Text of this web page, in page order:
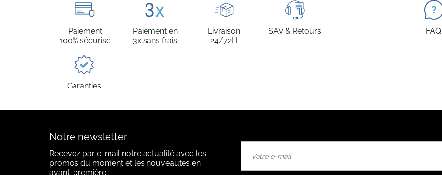
Paiement
100% sécurisé
Paiement en
3x sans frais
Livraison
24/72H
SAV & Retours
Garanties
FAQ
Notre newsletter
Recevez par e-mail notre actualité avec les
promos du moment et les nouveautés en
avant-première
notre